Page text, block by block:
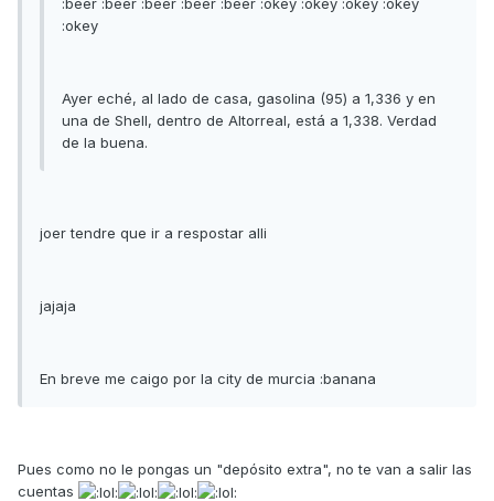
:okey
Ayer eché, al lado de casa, gasolina (95) a 1,336 y en
una de Shell, dentro de Altorreal, está a 1,338. Verdad
de la buena.
joer tendre que ir a respostar alli
jajaja
En breve me caigo por la city de murcia :banana
Pues como no le pongas un "depósito extra", no te van a salir las
cuentas